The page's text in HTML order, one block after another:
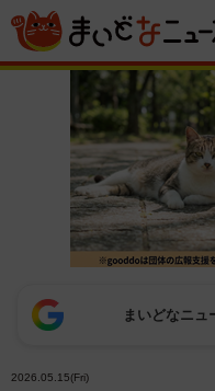
まいどなニ
2026.05.15(Fri)